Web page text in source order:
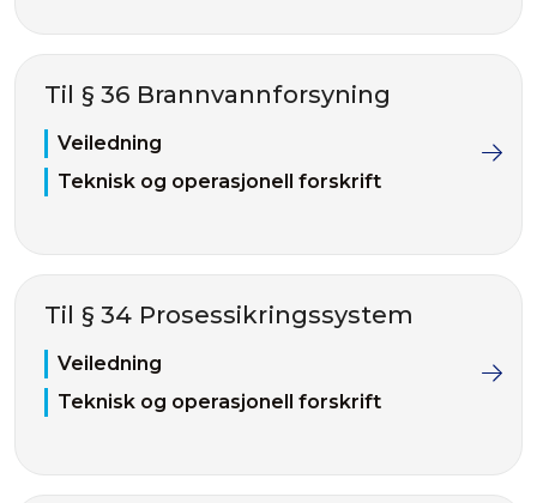
Til § 36 Brannvannforsyning
Veiledning
Teknisk og operasjonell forskrift
Til § 34 Prosessikringssystem
Veiledning
Teknisk og operasjonell forskrift